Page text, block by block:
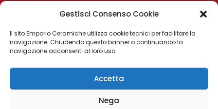
Gestisci Consenso Cookie
Il sito Emporio Ceramiche utilizza cookie tecnici per facilitare la
navigazione. Chiudendo questo banner o continuando la
navigazione acconsenti al loro uso.
Accetta
Nega
Domenica:chiuso
© 2024 Emporio Ceramiche S.r.l.